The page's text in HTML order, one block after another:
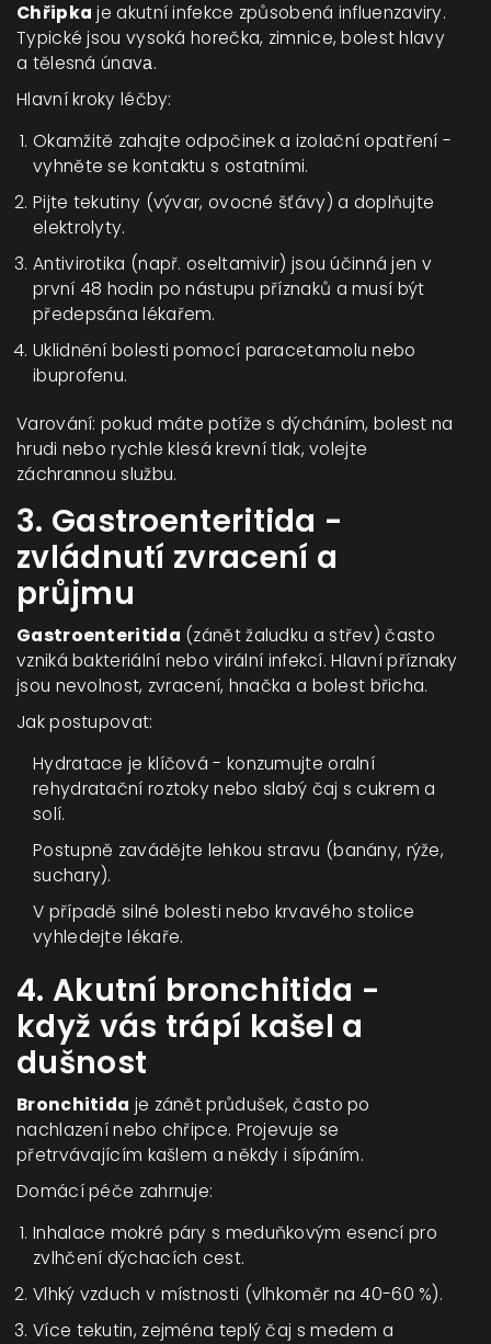
Chřipka je akutní infekce způsobená influenzaviry.
Typické jsou vysoká horečka, zimnice, bolest hlavy
a tělesná únavа.
Hlavní kroky léčby:
Okamžitě zahajte odpočinek a izolační opatření -
vyhněte se kontaktu s ostatními.
Pijte tekutiny (vývar, ovocné šťávy) a doplňujte
elektrolyty.
Antivirotika (např. oseltamivir) jsou účinná jen v
první 48 hodin po nástupu příznaků a musí být
předepsána lékařem.
Uklidnění bolesti pomocí paracetamolu nebo
ibuprofenu.
Varování: pokud máte potíže s dýcháním, bolest na
hrudi nebo rychle klesá krevní tlak, volejte
záchrannou službu.
3. Gastroenteritida -
zvládnutí zvracení a
průjmu
Gastroenteritida (zánět žaludku a střev) často
vzniká bakteriální nebo virální infekcí. Hlavní příznaky
jsou nevolnost, zvracení, hnačka a bolest břicha.
Jak postupovat:
Hydratace je klíčová - konzumujte oralní
rehydratační roztoky nebo slabý čaj s cukrem a
solí.
Postupně zavádějte lehkou stravu (banány, rýže,
suchary).
V případě silné bolesti nebo krvavého stolice
vyhledejte lékaře.
4. Akutní bronchitida -
když vás trápí kašel a
dušnost
Bronchitida je zánět průdušek, často po
nachlazení nebo chřipce. Projevuje se
přetrvávajícím kašlem a někdy i sípáním.
Domácí péče zahrnuje:
Inhalace mokré páry s meduňkovým esencí pro
zvlhčení dýchacích cest.
Vlhký vzduch v místnosti (vlhkoměr na 40-60 %).
Více tekutin, zejména teplý čaj s medem a